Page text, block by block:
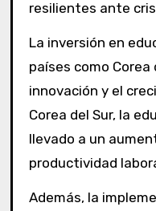
resilientes ante
La inversión en
países como Corea
innovación y el
Corea del Sur, la
llevado a un
productividad
Además, la